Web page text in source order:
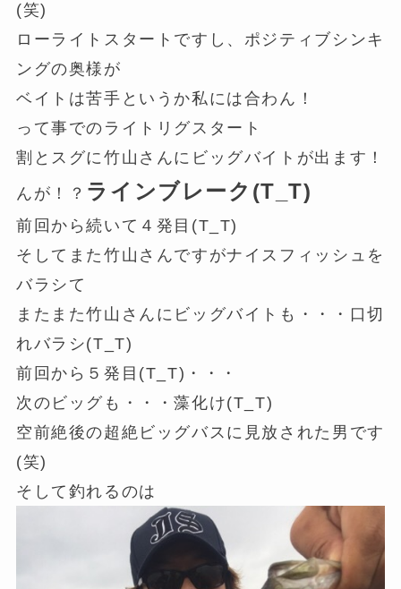
(笑)
ローライトスタートですし、ポジティブシンキ
ングの奥様が
ベイトは苦手というか私には合わん！
って事でのライトリグスタート
割とスグに竹山さんにビッグバイトが出ます！
んが！？ ラインブレーク(T_T)
前回から続いて４発目(T_T)
そしてまた竹山さんですがナイスフィッシュを
バラシて
またまた竹山さんにビッグバイトも・・・口切
れバラシ(T_T)
前回から５発目(T_T)・・・
次のビッグも・・・藻化け(T_T)
空前絶後の超絶ビッグバスに見放された男です
(笑)
そして釣れるのは